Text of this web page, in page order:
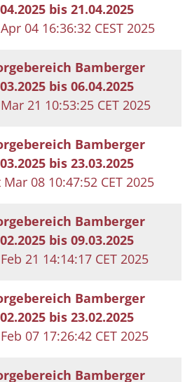
bis 21.04.2025
04 16:36:32 CEST 2025
Bamberger
bis 06.04.2025
21 10:53:25 CET 2025
Bamberger
bis 23.03.2025
Mar 08 10:47:52 CET 2025
Bamberger
bis 09.03.2025
21 14:14:17 CET 2025
Bamberger
bis 23.02.2025
07 17:26:42 CET 2025
Bamberger